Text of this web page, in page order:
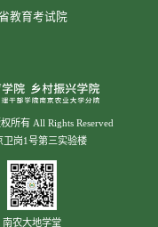
教育考试院
所有 All Rights Reserved
岗1号第三实验楼
南农大地学堂